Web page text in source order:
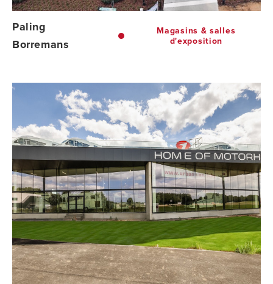
Paling
Borremans
Magasins & salles
d'exposition